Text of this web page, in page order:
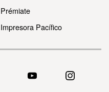
Prémiate
Impresora Pacífico